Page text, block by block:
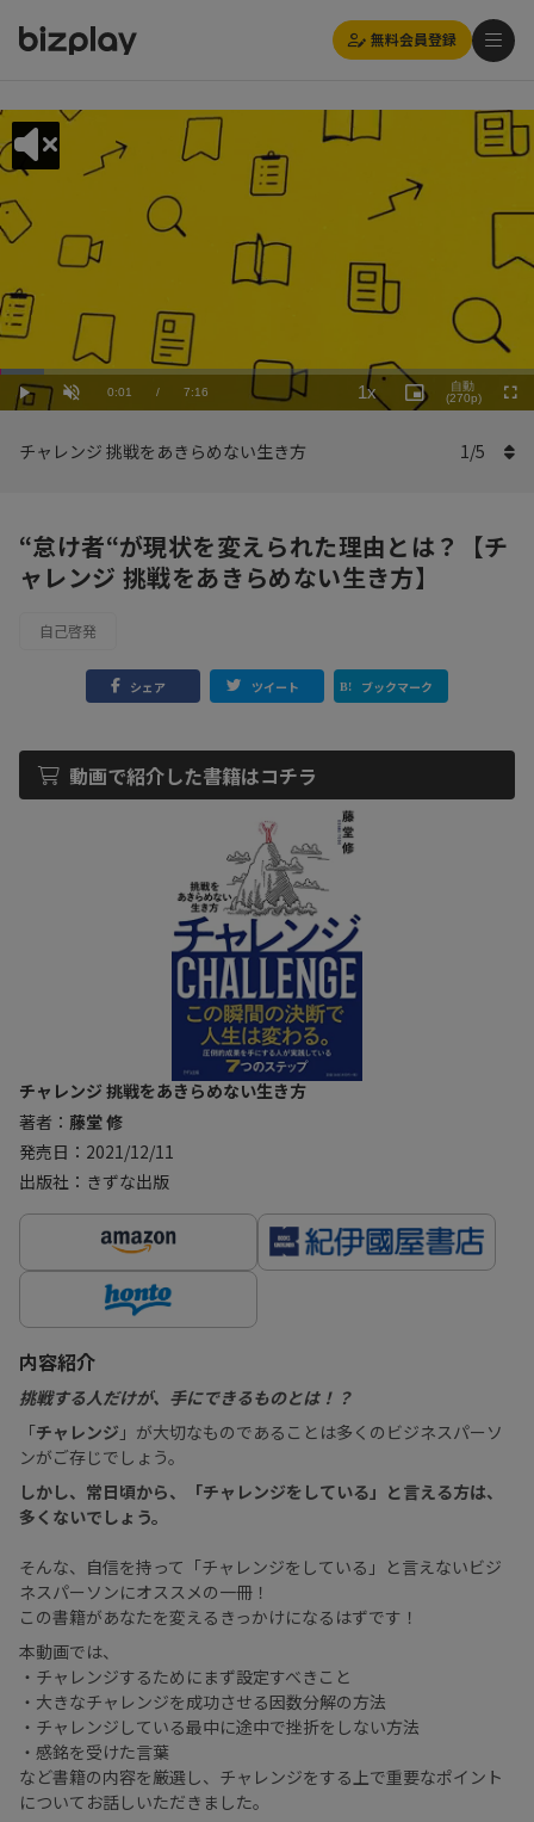
無料会員登録
Play UnmuteCurrent
0:01 / Duration
7:16
Loaded:
8.27%
1x
Playback
Rate
Picture-
in-
自動
(270p)
チャレンジ 挑戦をあきらめない生き方 1/5
“怠け者“が現状を変えられた理由とは？【チ
ャレンジ 挑戦をあきらめない生き方】
自己啓発
シェア ツイート ブックマーク
動画で紹介した書籍はコチラ
チャレンジ 挑戦をあきらめない生き方
著者： 藤堂 修
発売日：2021/12/11
出版社：きずな出版
内容紹介
挑戦する人だけが、手にできるものとは！？
「チャレンジ 」が大切なものであることは多くのビジネスパーソ
ンがご存じでしょう。
しかし、常日頃から、「チャレンジをしている」と言える方は、
多くないでしょう。
そんな、自信を持って「チャレンジをしている」と言えないビジ
ネスパーソンにオススメの一冊！
この書籍があなたを変えるきっかけになるはずです！
本動画では、
・チャレンジするためにまず設定すべきこと
・大きなチャレンジを成功させる因数分解の方法
・チャレンジしている最中に途中で挫折をしない方法
・感銘を受けた言葉
など書籍の内容を厳選し、チャレンジをする上で重要なポイント
についてお話しいただきました。